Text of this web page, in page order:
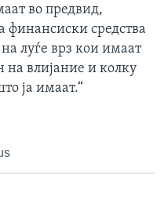
во предвид,
финансиски средства
луѓе врз кои имаат
на влијание и колку
ја имаат.“